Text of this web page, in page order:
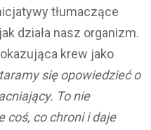
tłumaczące
działa nasz organizm.
krew jako
się opowiedzieć o
To nie
coś, co chroni i daje